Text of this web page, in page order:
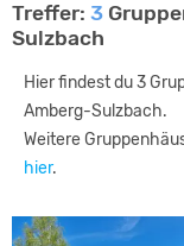
Treffer: 3
Sulzbach
Hier findest du 3
Amberg-Sulzbach.
Weitere
hier.